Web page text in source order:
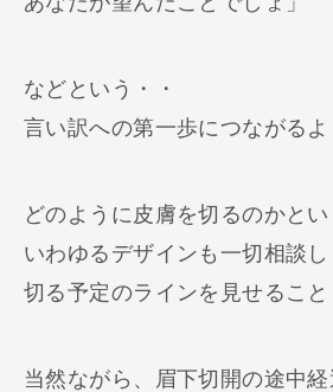
などという・・
言い訳への第一歩につながるよ
どのように皮膚を切るのかとい
いわゆるデザインも一切相談し
切る予定のラインを見せること
当然ながら、眉下切開の途中経